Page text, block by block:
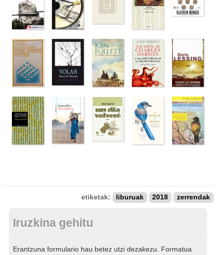
etiketak: liburuak 2018 zerrendak
Iruzkina gehitu
Erantzuna formulario hau betez utzi dezakezu. Formatua